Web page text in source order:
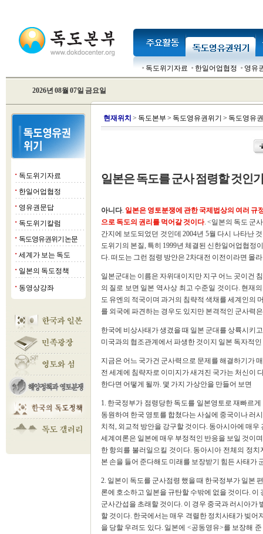
독도위기자료 한일어업협정 영유
2026년 08월 07일 금요일
■ 독도위기자료
■ 한일어업협정
■ 영유권문답
■ 독도위기칼럼
■ 독도영유권위기 논문
■ 세계가 보는 독도
■ 일본의 독도정책
■ 동영상강좌
현재위치 > 독도본부 > 독도영유권위기 > 독도영유
일본은 독도를 군사 점령할 것인
아니다. 일본은 영토분쟁에 관한 국제법상의 여러 규
으로 독도의 권리를 먹어갈 것이다. <일본의 독도 군
간지에 보도되었던 것인데 2004년 5월 다시 나타난
도위기의 본질, 특히 1999년 체결된 신한일어업협정
다. 떠도는 그런 점령 방안은 2차대전 이전이라면 몰
일본군대는 이름은 자위대이지만 지구 어느 곳이건
의 질로 보면 일본 역사상 최고 수준일 것이다. 현재
도 유엔의 적국이며 과거의 침략적 색채를 세계인의
를 외국에 파견하는 경우도 있지만 본격적인 군사력
한국에 비상사태가 생겼을 때 일본 군대를 상륙시키
미국과의 협조관계에서 파생한 것이지 일본 독자적
지금은 어느 국가건 군사력으로 문제를 해결하기가
전 세계에 침략자로 이미지가 새겨진 국가는 처신이
한다면 어떻게 될까. 몇 가지 가상안을 만들어 보면
1. 한국정부가 점령당한 독도를 일본영토로 재빠르
동원하여 한국 영토를 합쳤다는 사실에 중국이나 러
치적, 외교적 방안을 강구할 것이다. 동아시아에 매
세계여론은 일본에 매우 부정적인 반응을 보일 것이
한 항의를 불러일으킬 것이다. 동아시아 전체의 정
본 손을 들어 준다해도 미래를 보장받기 힘든 사태가
2. 일본이 독도를 군사점령 했을 때 한국정부가 일본
론에 호소하고 일본을 규탄할 수밖에 없을 것이다.
군사간섭을 초래할 것이다. 이 경우 중국과 러시아가
할 것이다. 한국에서는 매우 격렬한 정치사태가 빚
을 당할 우려도 있다. 일본에 <공동영유>를 보장해